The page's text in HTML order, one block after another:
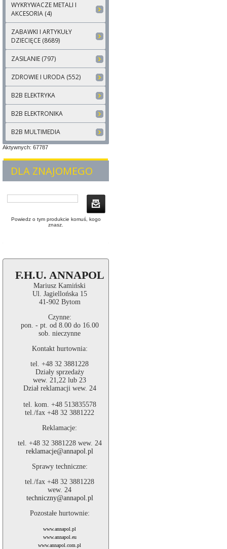
WYKRYWACZE METALI I
AKCESORIA (4)
ZABAWKI I ARTYKUŁY
DZIECIĘCE (8689)
ZASILANIE (797)
ZDROWIE I URODA (552)
B2B ELEKTRYKA
B2B ELEKTRONIKA
B2B MULTIMEDIA
Aktywnych: 67787
DLA ZNAJOMEGO
Powiedz o tym produkcie komuś, kogo
znasz.
F.H.U. ANNAPOL
Mariusz Kamiński
Ul. Jagiellońska 15
41-902 Bytom
Czynne:
pon. - pt. od 8.00 do 16.00
sob. nieczynne
Kontakt hurtownia:
tel. +48 32 3881228
Działy sprzedaży
wew. 21,22 lub 23
Dział reklamacji wew. 24
tel. kom. +48 513835578
tel./fax +48 32 3881222
Reklamacje:
tel. +48 32 3881228 wew. 24
reklamacje@annapol.pl
Sprawy techniczne:
tel./fax +48 32 3881228
wew. 24
techniczny@annapol.pl
Pozostałe hurtownie:
www.annapol.pl
www.annapol.eu
www.annapol.com.pl